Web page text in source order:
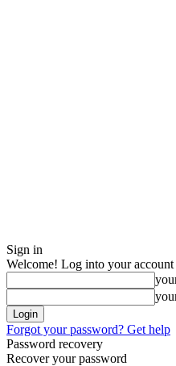
Sign in
Welcome! Log into your account
Forgot your password? Get help
Password recovery
Recover your password